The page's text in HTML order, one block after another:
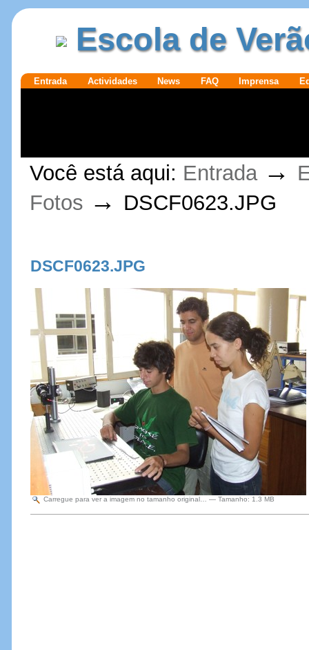
Ir para o
Escola de
SecçõesEntrada Actividades News FAQ Imprensa
Pessoais
Você está aqui: Entrada →
Fotos → DSCF0623.JPG
DSCF0623.JPG
Carregue para ver a imagem no tamanho original… — Tamanho: 1.3 MB